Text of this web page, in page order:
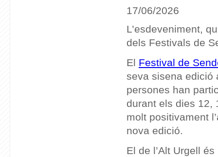
17/06/2026
L’esdeveniment,
dels Festivals de
El Festival de
seva sisena edició
persones han
durant els dies 12,
molt positivament
nova edició.
El de l’Alt Urgell